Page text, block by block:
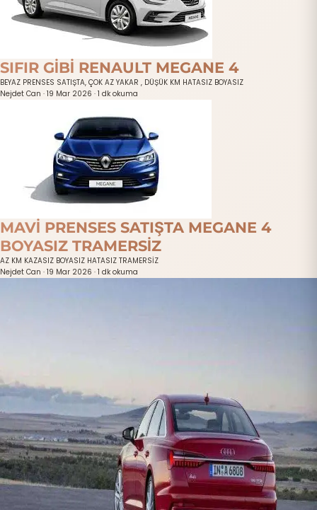
SIFIR GİBİ RENAULT MEGANE 4
BEYAZ PRENSES SATIŞTA, ÇOK AZ YAKAR , DÜŞÜK KM HATASIZ BOYASIZ
Nejdet Can · 19 Mar 2026 · 1 dk okuma
MAVİ PRENSES SATIŞTA MEGANE 4
BOYASIZ TRAMERSİZ
AZ KM KAZASIZ BOYASIZ HATASIZ TRAMERSİZ
Nejdet Can · 19 Mar 2026 · 1 dk okuma